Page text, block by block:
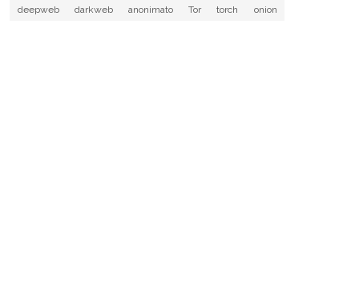
deepweb darkweb anonimato Tor torch onion